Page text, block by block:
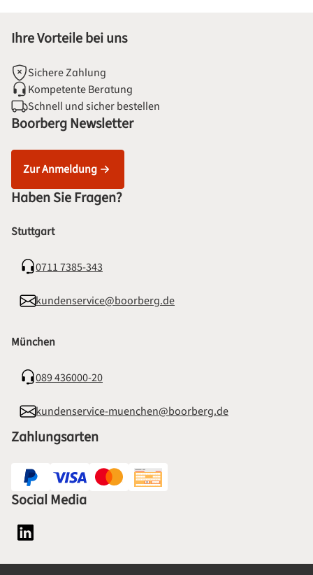
Ihre Vorteile bei uns
Sichere Zahlung
Kompetente Beratung
Schnell und sicher bestellen
Boorberg Newsletter
Zur Anmeldung
Haben Sie Fragen?
Stuttgart
0711 7385-343
kundenservice@boorberg.de
München
089 436000-20
kundenservice-muenchen@boorberg.de
Zahlungsarten
Social Media
Social Media Plattform LinkedIn